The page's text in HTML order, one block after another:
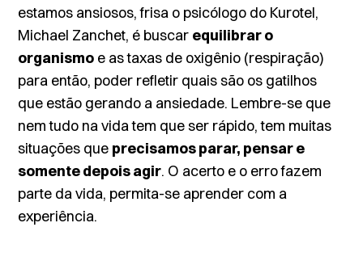
estamos ansiosos, frisa o psicólogo do Kurotel,
Michael Zanchet, é buscar equilibrar o
organismo e as taxas de oxigênio (respiração)
para então, poder refletir quais são os gatilhos
que estão gerando a ansiedade. Lembre-se que
nem tudo na vida tem que ser rápido, tem muitas
situações que precisamos parar, pensar e
somente depois agir. O acerto e o erro fazem
parte da vida, permita-se aprender com a
experiência.